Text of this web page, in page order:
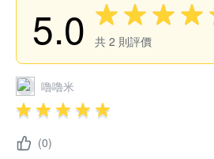
5.0 共 2 則評價
嚕嚕米
(0)